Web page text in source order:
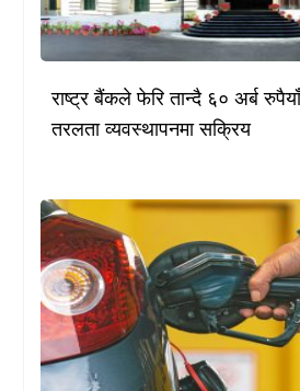
राष्ट्र बैंकले फेरि तान्दै ६० अर्ब
तरलता व्यवस्थापनमा सक्रिय